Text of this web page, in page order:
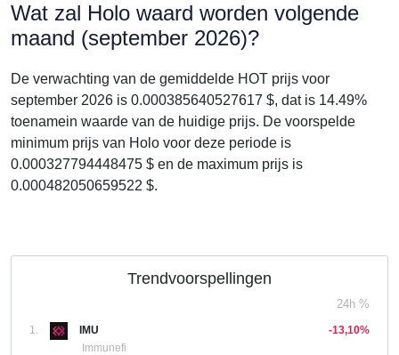
Wat zal Holo waard worden volgende
maand (september 2026)?
De verwachting van de gemiddelde HOT prijs voor
september 2026 is 0.000385640527617 $, dat is 14.49%
toenamein waarde van de huidige prijs. De voorspelde
minimum prijs van Holo voor deze periode is
0.000327794448475 $ en de maximum prijs is
0.000482050659522 $.
Trendvoorspellingen
24h %
1.
IMU
Immunefi
-13,10%